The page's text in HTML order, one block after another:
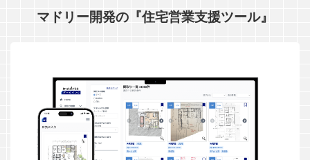
マドリー開発の『住宅営業支援ツール』